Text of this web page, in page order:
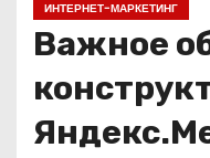
ИНТЕРНЕТ-МАРКЕТИНГ
Важное